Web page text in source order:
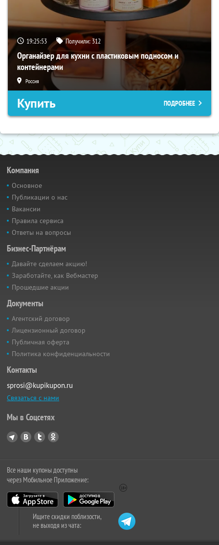
19:25:52 Получили: 312
Органайзер для кухни с пластиковым подносом и
контейнерами
Россия
Купить ПОДРОБНЕЕ
Компания
Основное
Публикации о нас
Вакансии
Правила сервиса
Ответы на вопросы
Бизнес-Партнёрам
Давайте сделаем акцию!
Заработайте, как Вебмастер
Прошедшие акции
Документы
Агентский договор
Лицензионный договор
Публичная оферта
Политика конфиденциальности
Контакты
sprosi@kupikupon.ru
Связаться с нами
Мы в Соцсетях
Все наши купоны доступны
через Мобильное Приложение:
Ищите скидки поблизости,
не выходя из чата: